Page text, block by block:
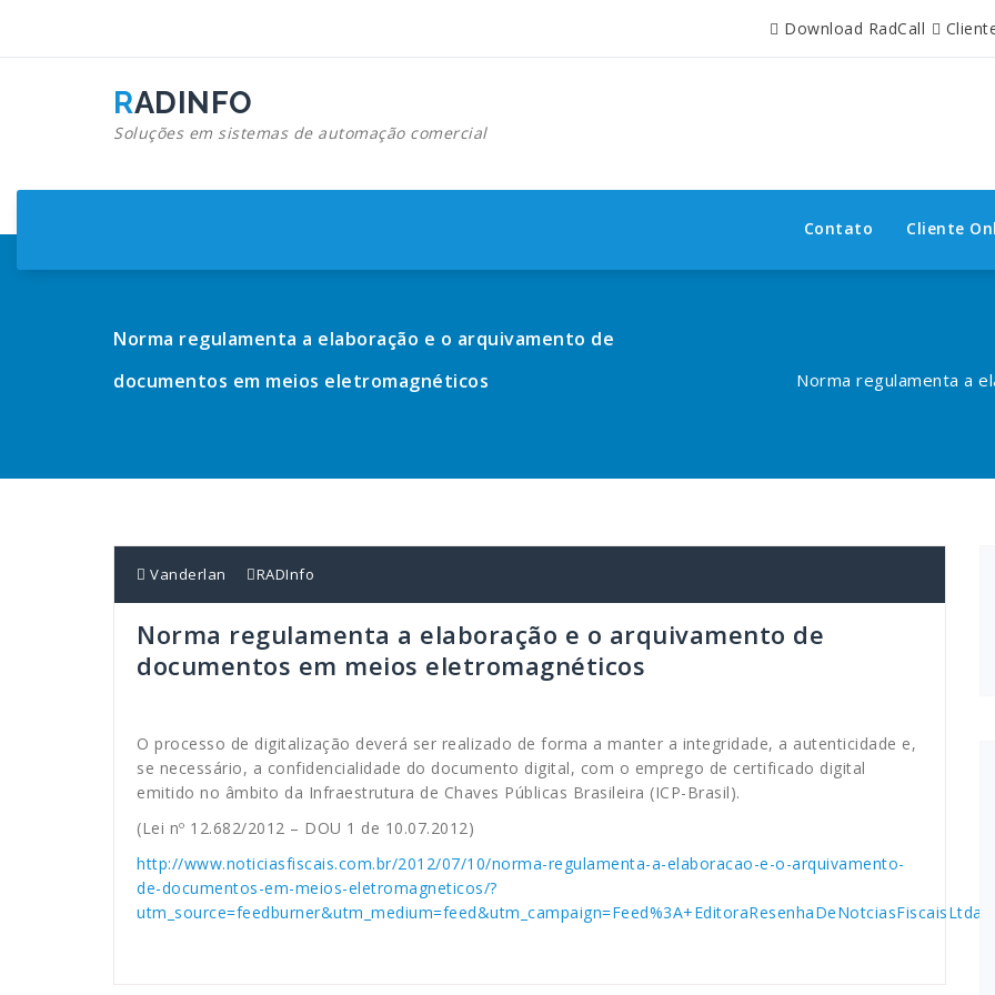
o
Download RadCall
RADINFO
Soluções em sistemas de automação comercial
Cliente
Contato
Norma regulamenta a elaboração e o arquivamento de
documentos em meios eletromagnéticos
Norma regulamenta a
Vanderlan RADInfo
Norma regulamenta a elaboração e o arquivamento de
documentos em meios eletromagnéticos
O processo de digitalização deverá ser realizado de forma a manter a integridade, a autenticidade e,
se necessário, a confidencialidade do documento digital, com o emprego de certificado digital
emitido no âmbito da Infraestrutura de Chaves Públicas Brasileira (ICP-Brasil).
(Lei nº 12.682/2012 – DOU 1 de 10.07.2012)
http://www.noticiasfiscais.com.br/2012/07/10/norma-regulamenta-a-elaboracao-e-o-arquivamento-
de-documentos-em-meios-eletromagneticos/?